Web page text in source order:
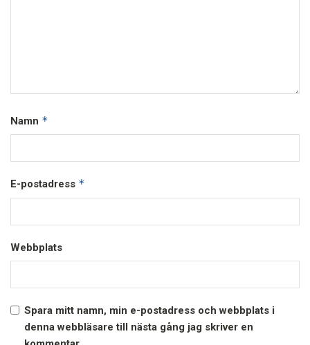
Namn *
E-postadress *
Webbplats
Spara mitt namn, min e-postadress och webbplats i
denna webbläsare till nästa gång jag skriver en